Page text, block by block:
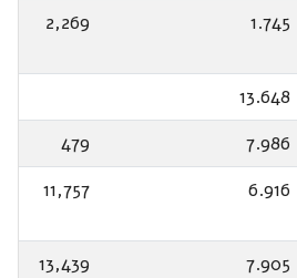
1.745
2,269
13.648
7.986
479
6.916
11,757
7.905
13,439